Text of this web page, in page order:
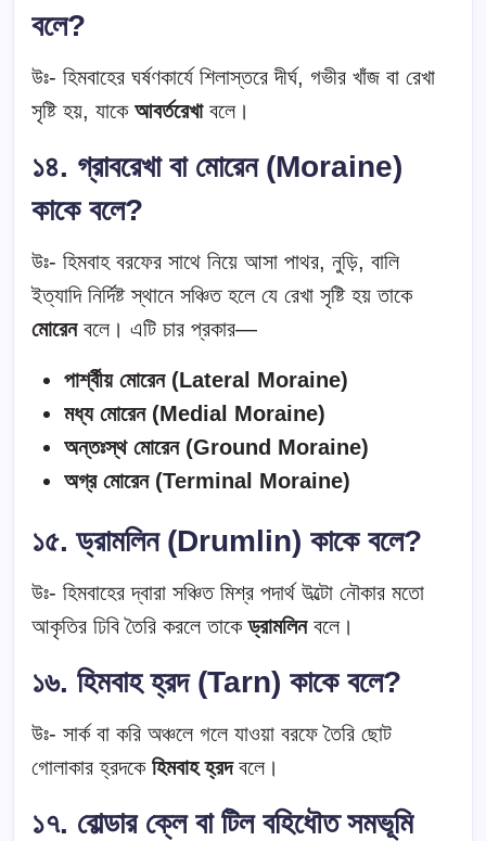
বলে?
উঃ- হিমবাহের ঘর্ষণকার্যে শিলাস্তরে দীর্ঘ, গভীর খাঁজ বা রেখা
সৃষ্টি হয়, যাকে আবর্তরেখাবলে।
১৪. গ্রাবরেখা বা মোরেন (Moraine)
কাকে বলে?
উঃ- হিমবাহ বরফের সাথে নিয়ে আসা পাথর, নুড়ি, বালি
ইত্যাদি নির্দিষ্ট স্থানে সঞ্চিত হলে যে রেখা সৃষ্টি হয় তাকে
মোরেনবলে। এটি চার প্রকার—
পার্শ্বীয় মোরেন (Lateral Moraine)
মধ্য মোরেন (Medial Moraine)
অন্তঃস্থ মোরেন (Ground Moraine)
অগ্র মোরেন (Terminal Moraine)
১৫. ড্রামলিন (Drumlin) কাকে বলে?
উঃ- হিমবাহের দ্বারা সঞ্চিত মিশ্র পদার্থ উল্টো নৌকার মতো
আকৃতির ঢিবি তৈরি করলে তাকেড্রামলিনবলে।
১৬. হিমবাহ হ্রদ (Tarn) কাকে বলে?
উঃ- সার্ক বা করি অঞ্চলে গলে যাওয়া বরফে তৈরি ছোট
গোলাকার হ্রদকে হিমবাহ হ্রদবলে।
১৭. বোল্ডার ক্লে বা টিল বহিধৌত সমভূমি